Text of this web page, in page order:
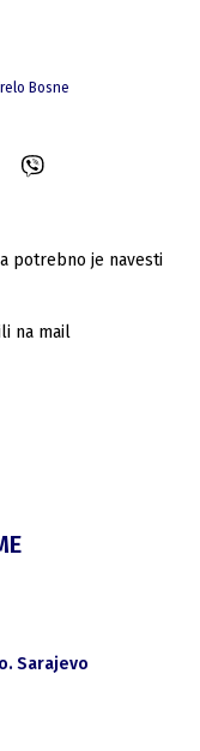
Bosne
potrebno je navesti
na mail
Sarajevo